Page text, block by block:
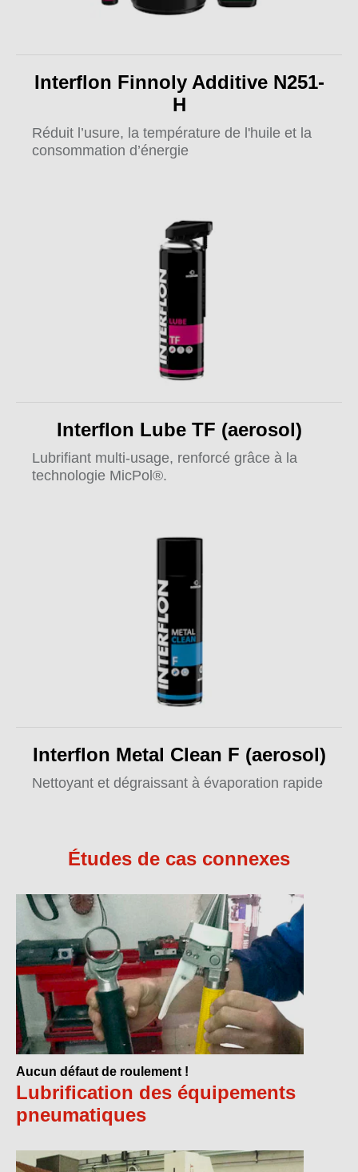
Interflon Finnoly Additive N251-
H
Réduit l’usure, la température de l'huile et la
consommation d’énergie
Interflon Lube TF (aerosol)
Lubrifiant multi-usage, renforcé grâce à la
technologie MicPol®.
Interflon Metal Clean F (aerosol)
Nettoyant et dégraissant à évaporation rapide
Études de cas connexes
Aucun défaut de roulement !
Lubrification des équipements
pneumatiques